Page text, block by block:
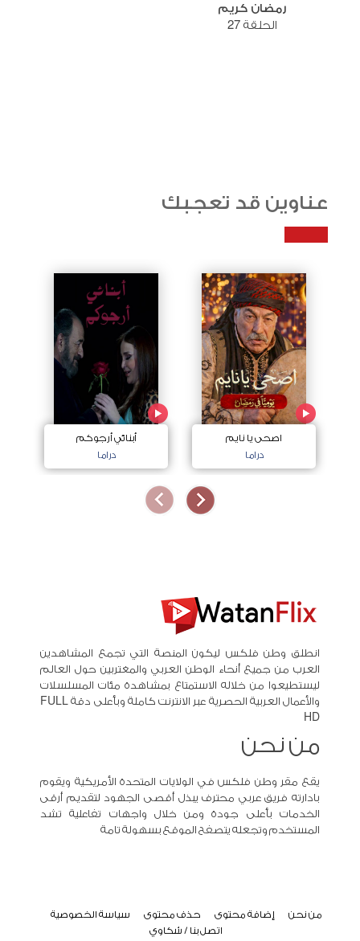
رمضان كريم
الحلقة 27
عناوين قد تعجبك
اصحى يا نايم
دراما
أبنائي أرجوكم
دراما
انطلق وطن فلكس ليكون المنصة التي تجمع المشاهدين
العرب من جميع أنحاء الوطن العربي والمغتربين حول العالم
ليستطيعوا من خلاله الاستمتاع بمشاهدة مئات المسلسلات
والأعمال العربية الحصرية عبر الانترنت كاملة وبأعلى دقة FULL
HD
من نحن
يقع مقر وطن فلكس في الولايات المتحدة الأمريكية ويقوم
بادارته فريق عربي محترف يبذل أقصى الجهود لتقديم أرقى
الخدمات بأعلى جودة ومن خلال واجهات تفاعلية تشد
المستخدم وتجعله يتصفح الموقع بسهولة تامة
من نحن إضافة محتوى حذف محتوى
سياسة الخصوصية
اتصل بنا / شكاوي